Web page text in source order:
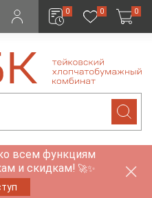
0 0 0
всем функциям
и скидкам! 🚀✨